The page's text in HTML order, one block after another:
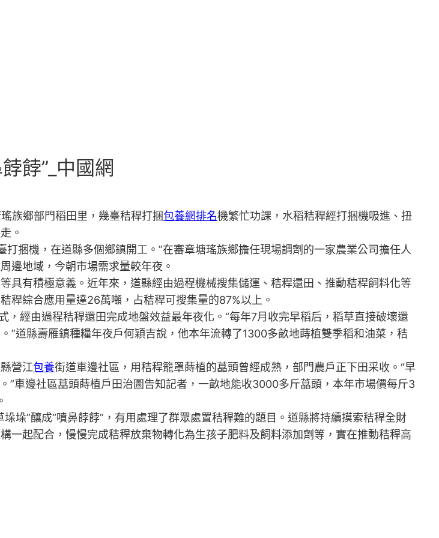
餑”_中國網
族鄉部門稻田里，幾臺秸稈打捆包養網排名機繁忙功課，水稻秸稈經打捆機吸進、扭
。
捆機，在道縣多個鄉鎮開工。”在審章塘瑤族鄉擔任現場調劑的一家農業公司擔任人
邊地域，今朝市場需求量較年夜。
有積極意義。近年來，道縣經由過程機械搜集儲運、秸稈還田、推動秸稈飼料化等
稈綜合應用量達26萬噸，占秸稈可搜集量的87%以上。
經由過程秸稈還田完成地盤效益最年夜化。“每年7月收完早稻后，稻草直接破壞還
”道縣壽雁鎮種糧年夜戶何穎吉說，他本年流轉了1300多畝地蒔植雙季稻和油菜，秸
營江包養街道車邊社區，用秸稈籠罩蒔植的藠頭曾經成熟，部門農戶正下田采收。“早
”車邊社區藠頭蒔植戶田治圖告知記者，一畝地能收3000多斤藠頭，本年市場價每斤3
”釀成“噴鼻餑餑”，有用處理了群眾處置秸稈難的題目。道縣將持續摸索秸稈全財
一起配合，慢慢完成秸稈放棄物轉化為生孩子肥料及飼料添加劑等，實在推動秸稈高